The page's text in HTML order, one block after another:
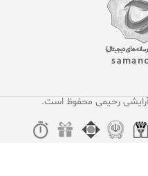
آرایشی رحیمی محفوظ است.